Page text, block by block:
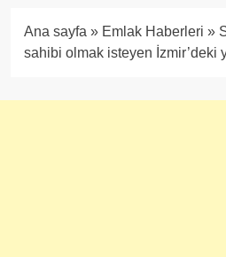
Ana sayfa » Emlak Haberleri »
sahibi olmak isteyen İzmir’deki